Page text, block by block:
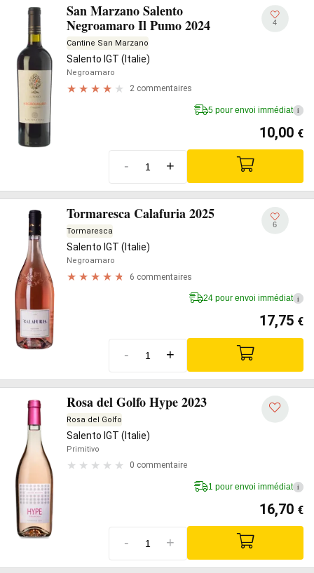
San Marzano Salento
Negroamaro Il Pumo 2024
Cantine San Marzano
Salento IGT (Italie)
Negroamaro
2 commentaires
4
5 pour envoi immédiat i
10,00 €
- +
Tormaresca Calafuria 2025
Tormaresca
Salento IGT (Italie)
Negroamaro
6 commentaires
6
24 pour envoi immédiat i
17,75 €
- +
Rosa del Golfo Hype 2023
Rosa del Golfo
Salento IGT (Italie)
Primitivo
0 commentaire
1 pour envoi immédiat i
16,70 €
- +